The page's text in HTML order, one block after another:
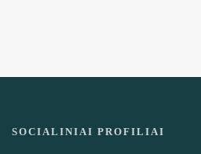
SOCIALINIAI PROFILIAI